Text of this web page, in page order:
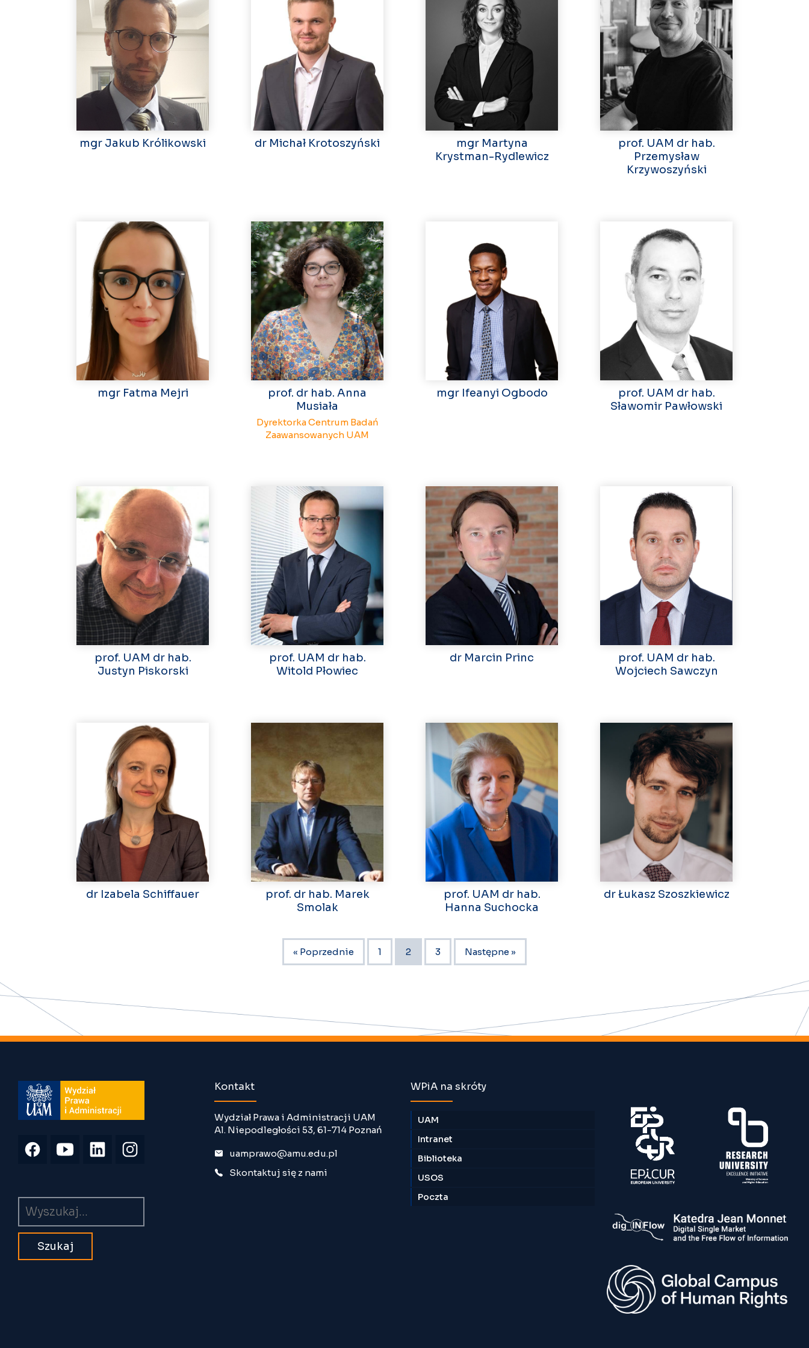
mgr Jakub Królikowski dr Michał Krotoszyński
mgr Martyna
Krystman-Rydlewicz
prof. UAM dr hab.
Przemysław
Krzywoszyński
mgr Fatma Mejri
prof. dr hab. Anna
Musiała
Dyrektorka Centrum Badań
Zaawansowanych UAM
mgr Ifeanyi Ogbodo
prof. UAM dr hab.
Sławomir Pawłowski
prof. UAM dr hab.
Justyn Piskorski
prof. UAM dr hab.
Witold Płowiec
dr Marcin Princ
prof. UAM dr hab.
Wojciech Sawczyn
dr Izabela Schiffauer
prof. dr hab. Marek
Smolak
prof. UAM dr hab.
Hanna Suchocka
dr Łukasz Szoszkiewicz
« Poprzednie 1 2 3 Następne »
Kontakt
Wydział Prawa i Administracji UAM
Al. Niepodległości 53, 61-714 Poznań
uamprawo@amu.edu.pl
Skontaktuj się z nami
WPiA na skróty
UAM
Intranet
Biblioteka
USOS
Poczta